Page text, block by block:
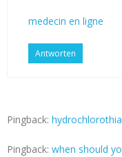
medecin en ligne
Antworten
Pingback:
Pingback: when should